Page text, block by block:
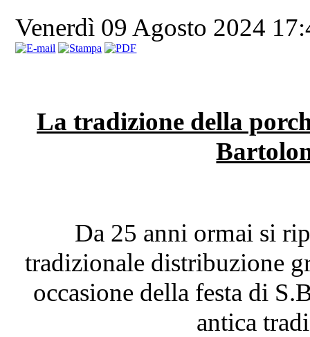
Venerdì 09 Agosto 2024
La tradizione della
Da 25 anni ormai si
tradizionale distribuzione
occasione della festa di
antica